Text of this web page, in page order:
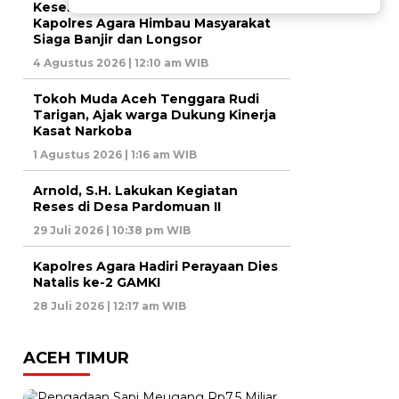
Keselamatan Hal Yang Utama,
Kapolres Agara Himbau Masyarakat
Siaga Banjir dan Longsor
4 Agustus 2026 | 12:10 am WIB
Tokoh Muda Aceh Tenggara Rudi
Tarigan, Ajak warga Dukung Kinerja
Kasat Narkoba
1 Agustus 2026 | 1:16 am WIB
Arnold, S.H. Lakukan Kegiatan
Reses di Desa Pardomuan II
29 Juli 2026 | 10:38 pm WIB
Kapolres Agara Hadiri Perayaan Dies
Natalis ke-2 GAMKI
28 Juli 2026 | 12:17 am WIB
ACEH TIMUR